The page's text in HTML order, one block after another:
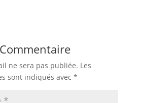
ne sera pas publiée. Les
sont indiqués avec *